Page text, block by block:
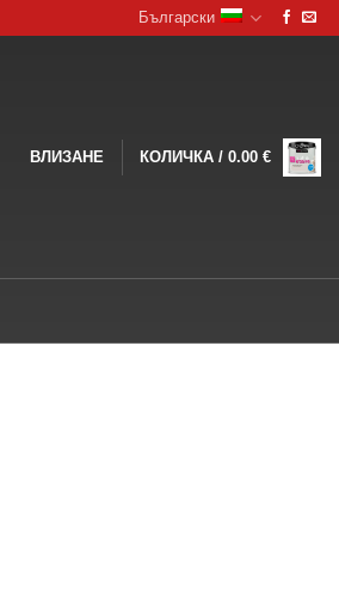
Български
ВЛИЗАНЕ КОЛИЧКА / 0.00 €